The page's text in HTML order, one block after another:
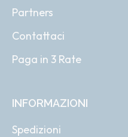
Partners
Contattaci
Paga in 3 Rate
INFORMAZIONI
Spedizioni